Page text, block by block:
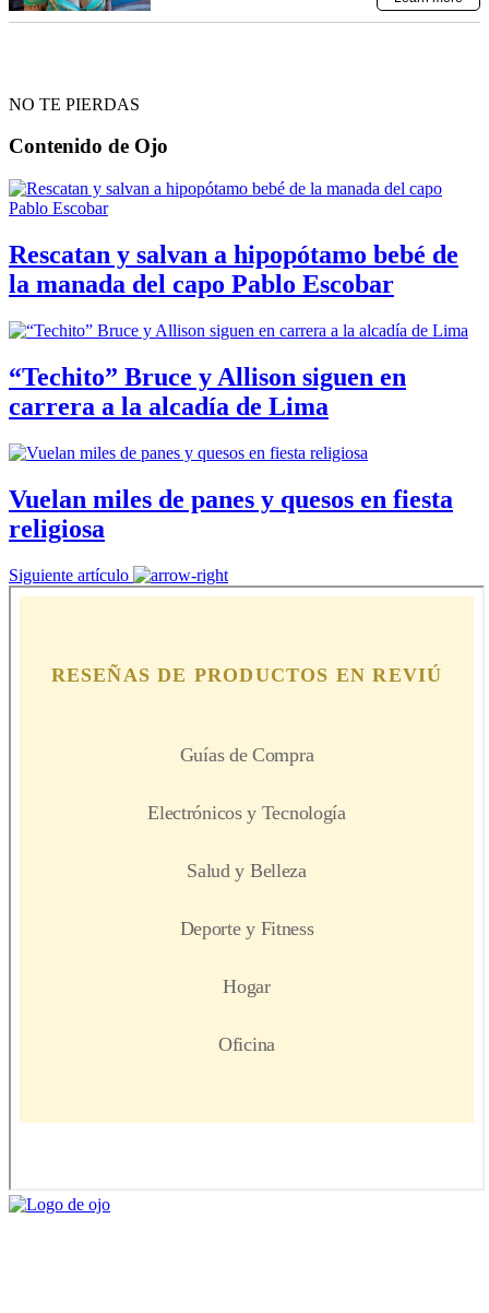
NO TE PIERDAS
Contenido de Ojo
Rescatan y salvan a hipopótamo bebé de
la manada del capo Pablo Escobar
“Techito” Bruce y Allison siguen en
carrera a la alcadía de Lima
Vuelan miles de panes y quesos en fiesta
religiosa
Siguiente artículo